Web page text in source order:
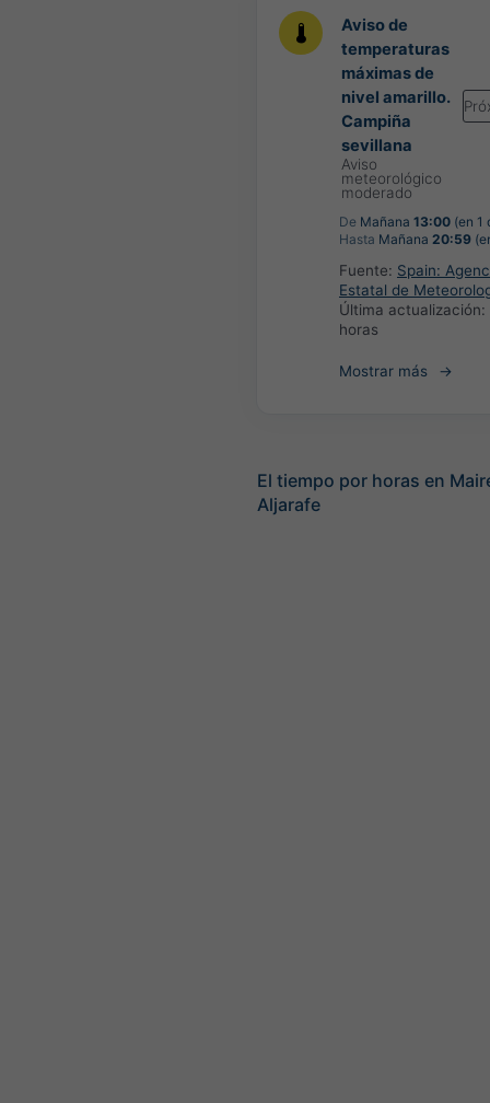
Aviso de
temperaturas
máximas de
nivel amarillo.
Campiña
sevillana
Aviso
meteorológico
moderado
De Mañana 13:00 (en 1
Hasta Mañana 20:59
Fuente: Spain:
Estatal de
Última actualización:
horas
Mostrar más
El tiempo por horas en
Aljarafe